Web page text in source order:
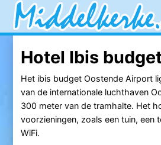
Hotel Ibis
Het ibis budget Oostende Airport
van de internationale luchthaven
300 meter van de tramhalte. Het
voorzieningen, zoals een tuin, een
WiFi.